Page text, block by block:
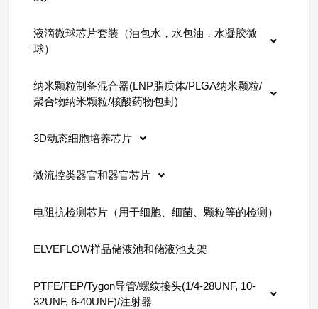
液滴微球芯片套装（油包水，水包油，水凝胶微
球）
纳米颗粒制备混合器(LNP脂质体/PLGA纳米颗粒/
聚合物纳米颗粒/核酸药物包封)
3D动态细胞培养芯片
微流控类器官和器官芯片
电阻抗检测芯片（用于细胞、细菌、颗粒等的检测）
ELVEFLOW样品储液池和储液池支架
PTFE/FEP/Tygon导管/螺纹接头(1/4-28UNF, 10-
32UNF, 6-40UNF)/注射器